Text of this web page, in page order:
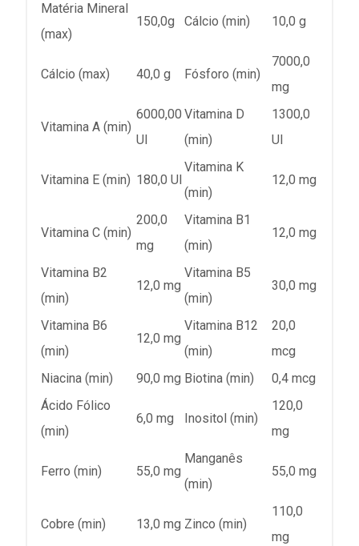
Matéria Mineral
(max)
150,0g Cálcio (min) 10,0 g
Cálcio (max) 40,0 g Fósforo (min)
7000,0
mg
Vitamina A (min)
6000,00
UI
Vitamina D
(min)
1300,0
UI
Vitamina E (min) 180,0 UI
Vitamina K
(min)
12,0 mg
Vitamina C (min)
200,0
mg
Vitamina B1
(min)
12,0 mg
Vitamina B2
(min)
12,0 mg
Vitamina B5
(min)
30,0 mg
Vitamina B6
(min)
12,0 mg
Vitamina B12
(min)
20,0
mcg
Niacina (min)
90,0 mg Biotina (min)
0,4 mcg
Ácido Fólico
(min)
6,0 mg Inositol (min)
120,0
mg
Ferro (min) 55,0 mg
Manganês
(min)
55,0 mg
Cobre (min) 13,0 mg Zinco (min)
110,0
mg